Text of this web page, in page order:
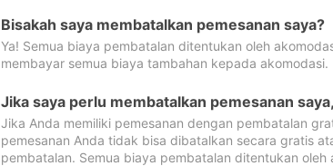
Bisakah saya membatalkan pemesanan saya?
Ya! Semua biaya pembatalan ditentukan oleh
membayar semua biaya tambahan kepada akomodasi.
Jika saya perlu membatalkan pemesanan
Jika Anda memiliki pemesanan dengan pembatalan
pemesanan Anda tidak bisa dibatalkan secara gratis
pembatalan. Semua biaya pembatalan ditentukan